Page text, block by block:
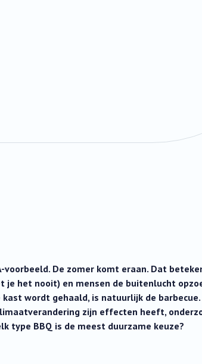
voorbeeld. De zomer komt eraan. Dat
je het nooit) en mensen de buitenlucht
wordt gehaald, is natuurlijk de barbecue.
zijn effecten heeft,
type BBQ is de meest duurzame keuze?